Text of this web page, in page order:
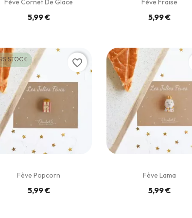
Fève Cornet De Glace
5,99 €
Fève Fraise
5,99 €
Fève Popcorn
5,99 €
STOCK favorite_border
Fève Lama
5,99 €